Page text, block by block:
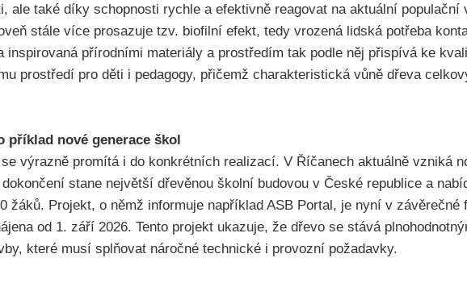
ale také díky schopnosti rychle a efektivně reagovat na aktuální
stále více prosazuje tzv. biofilní efekt, tedy vrozená lidská potřeba
inspirovaná přírodními materiály a prostředím tak podle něj přispívá ke
prostředí pro děti i pedagogy, přičemž charakteristická vůně dřeva
příklad nové generace škol
se výrazně promítá i do konkrétních realizací. V Říčanech aktuálně vzniká
stane největší dřevěnou školní budovou v České republice a
žáků. Projekt, o němž informuje například ASB Portal, je nyní v
od 1. září 2026. Tento projekt ukazuje, že dřevo se stává
které musí splňovat náročné technické i provozní požadavky.